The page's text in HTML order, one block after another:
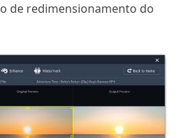
de redimensionamento do